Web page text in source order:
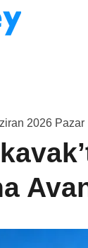
2026 Pazar